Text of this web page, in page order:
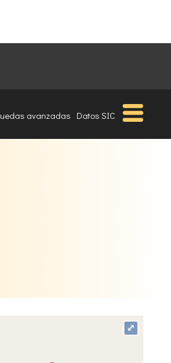
avanzadas Datos SIC
⤢